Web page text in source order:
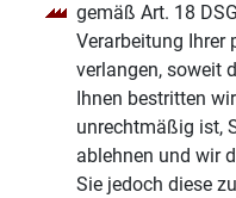
gemäß Art. 18
Verarbeitung Ihrer
verlangen, soweit
Ihnen bestritten
unrechtmäßig ist,
ablehnen und wir
Sie jedoch diese